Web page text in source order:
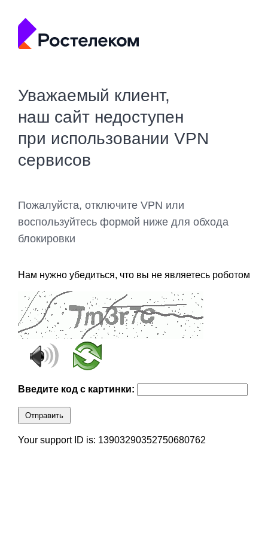
Уважаемый клиент,
наш сайт недоступен
при использовании VPN
сервисов
Пожалуйста, отключите VPN или
воспользуйтесь формой ниже для обхода
блокировки
Нам нужно убедиться, что вы не являетесь роботом
Введите код с картинки:
Отправить
Your support ID is: 13903290352750680762